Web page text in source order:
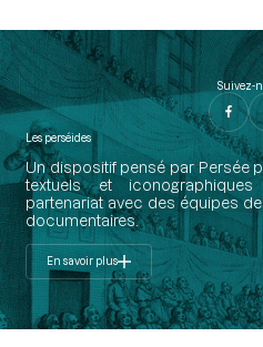
Suivez-
Les perséides
Un dispositif pensé par Persée
textuels et
partenariat avec des équipes
documentaires.
En savoir plus